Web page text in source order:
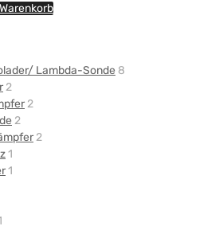
Lambda-Sonde 8
2
2
2
2
1
1